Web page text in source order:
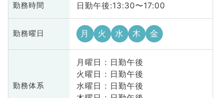
勤務時間 日勤午後:13:30〜17:00
勤務曜日 月 火 水 木 金
勤務体系
月曜日 : 日勤午後
火曜日 : 日勤午後
水曜日 : 日勤午後